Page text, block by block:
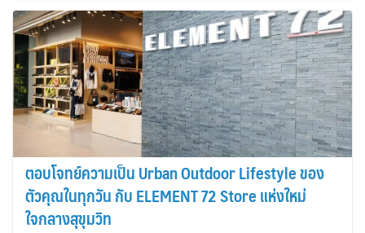
ตอบโจทย์ความเป็น Urban Outdoor Lifestyle ของ
ตัวคุณในทุกวัน กับ ELEMENT 72 Store แห่งใหม่
ใจกลางสุขุมวิท